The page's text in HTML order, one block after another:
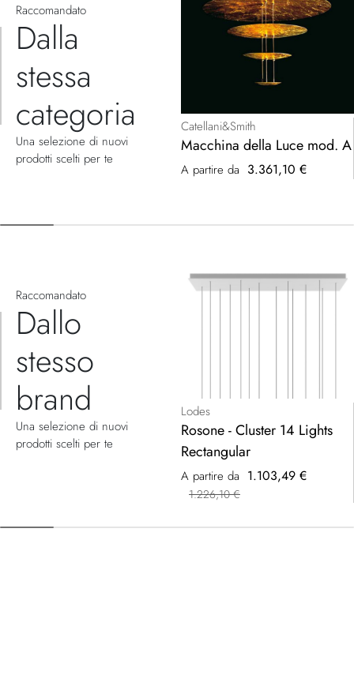
Raccomandato
Dalla
stessa
categoria
Una selezione di nuovi
prodotti scelti per te
Catellani&Smith
Macchina della Luce mod. A
A partire da 3.361,10 €
Raccomandato
Dallo
stesso
brand
Una selezione di nuovi
prodotti scelti per te
Lodes
Rosone - Cluster 14 Lights
Rectangular
A partire da 1.103,49 €
1.226,10 €